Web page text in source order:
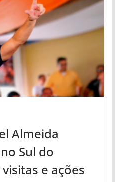
Almeida
Sul do
e ações